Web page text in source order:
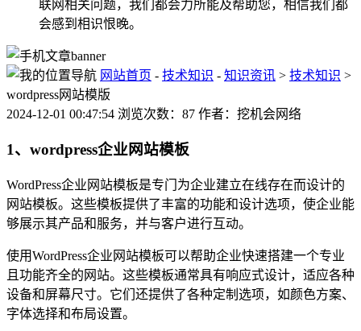
联网相关问题，我们都会力所能及帮助您，相信我们都
会感到相识恨晚。
网站首页 - 技术知识 - 知识资讯 > 技术知识 >
wordpress网站模版
2024-12-01 00:47:54 浏览次数：87 作者：挖机会网络
1、wordpress企业网站模板
WordPress企业网站模板是专门为企业建立在线存在而设计的
网站模板。这些模板提供了丰富的功能和设计选项，使企业能
够展示其产品和服务，并与客户进行互动。
使用WordPress企业网站模板可以帮助企业快速搭建一个专业
且功能齐全的网站。这些模板通常具有响应式设计，适应各种
设备和屏幕尺寸。它们还提供了各种定制选项，如颜色方案、
字体选择和布局设置。